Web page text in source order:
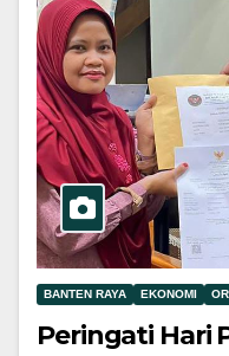
BANTEN RAYA EKONOMI
Peringati Hari